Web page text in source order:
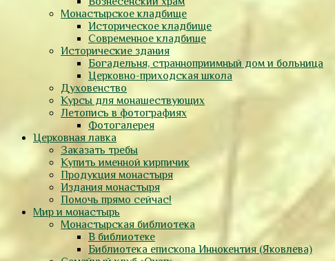
Монастырское кладбище
Историческое кладбище
Современное кладбище
Исторические здания
Богадельня, странноприимный дом и больница
Церковно-приходская школа
Духовенство
Курсы для монашествующих
Летопись в фотографиях
Фотогалерея
Церковная лавка
Заказать требы
Купить именной кирпичик
Продукция монастыря
Издания монастыря
Помочь прямо сейчас!
Мир и монастырь
Монастырская библиотека
В библиотеке
Библиотека епископа Иннокентия (Яковлева)